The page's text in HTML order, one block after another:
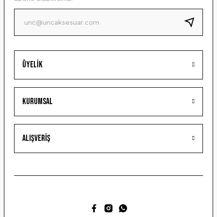
Ürün fiyatı diğer sitelerden daha pahalı.
Bu ürüne benzer farklı alternatifler olmalı.
Gönder
Üyelik
Kurumsal
Alışveriş